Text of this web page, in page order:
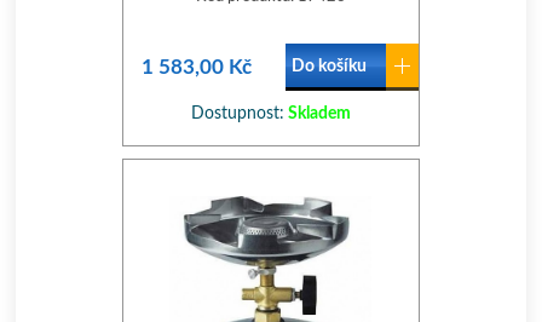
1 583,00 Kč Do košíku
Dostupnost: Skladem